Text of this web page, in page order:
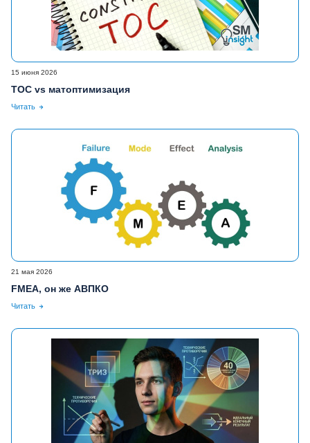
15 июня 2026
ТОС vs матоптимизация
Читать
21 мая 2026
FMEA, он же АВПКО
Читать